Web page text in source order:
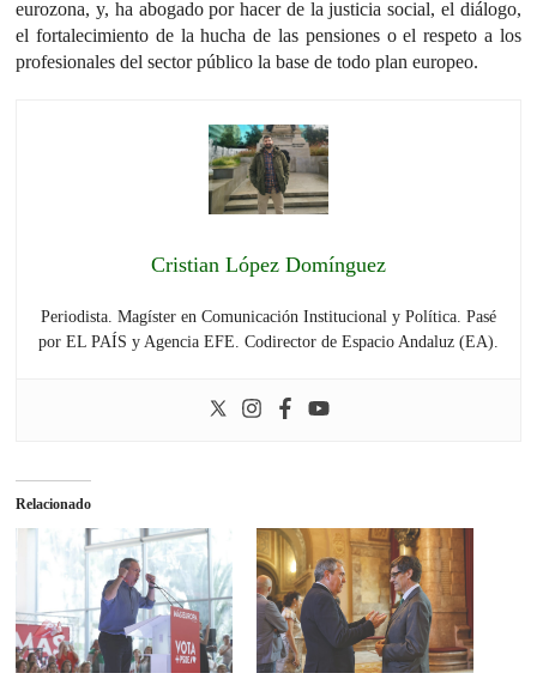
eurozona, y, ha abogado por hacer de la justicia social, el diálogo,
el fortalecimiento de la hucha de las pensiones o el respeto a los
profesionales del sector público la base de todo plan europeo.
Cristian López Domínguez
Periodista. Magíster en Comunicación Institucional y Política. Pasé
por EL PAÍS y Agencia EFE. Codirector de Espacio Andaluz (EA).
Relacionado